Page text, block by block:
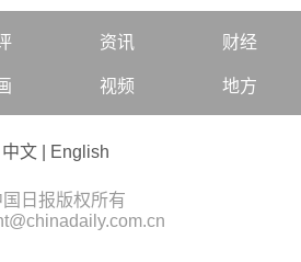
资讯 财经
视频 地方
中文 English
国日报版权所有